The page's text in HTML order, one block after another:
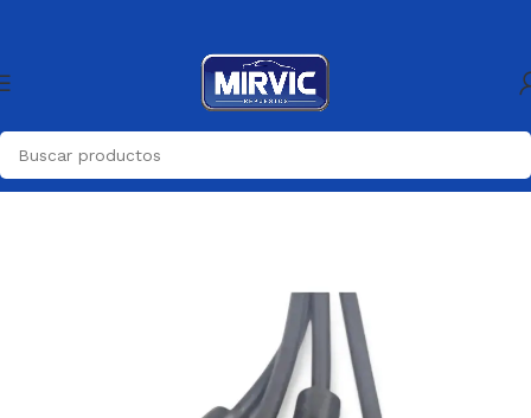
Inicio Motor Cable Bujia